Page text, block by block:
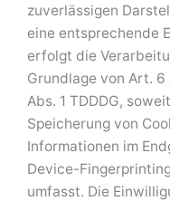
zuverlässigen
eine entsprechende
erfolgt die
Grundlage von Art. 6
Abs. 1 TDDDG,
Speicherung von
Informationen im
Device-
umfasst. Die